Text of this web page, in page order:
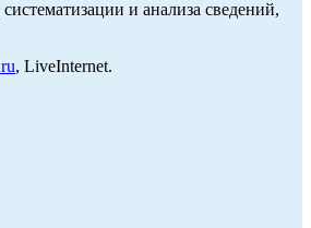
и анализа сведений,
, LiveInternet.